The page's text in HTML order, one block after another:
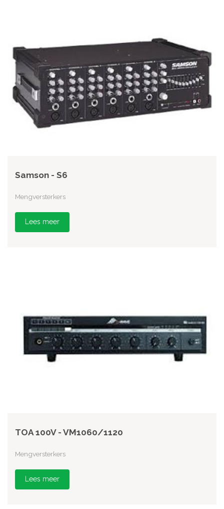
Samson - S6
Mengversterkers
Lees meer
TOA 100V - VM1060/1120
Mengversterkers
Lees meer